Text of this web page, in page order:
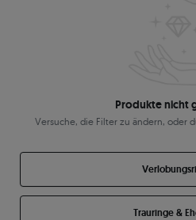
Produkte nicht
Versuche, die Filter zu ändern, oder
Trauringe &